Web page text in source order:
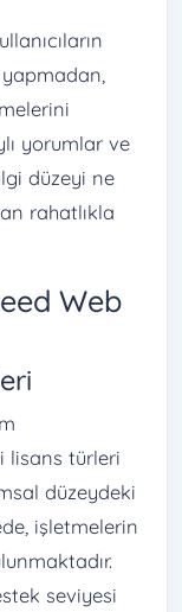
yorumlar ve
düzeyi ne
rahatlıkla
Web
lisans türleri
düzeydeki
işletmelerin
seviyesi